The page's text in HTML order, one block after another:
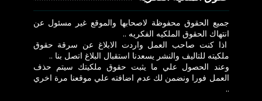
جميع الحقوق محفوظة لاصحابها والموقع غير مسئول عن
انتهاك الحقوق الملكيه الفكريه ..
اذا كنت صاحب العمل واردت الابلاغ عن سرقة حقوق
ملكيته للتاليف والنشر يسعدنا استقبال البلاغ اتصل بنا ..
وعند الحصول علي ما يثبت حقوق ملكيتك سيتم حذف
العمل فورا ونضمن لك عدم اضافته علي موقعنا مرة اخري
..